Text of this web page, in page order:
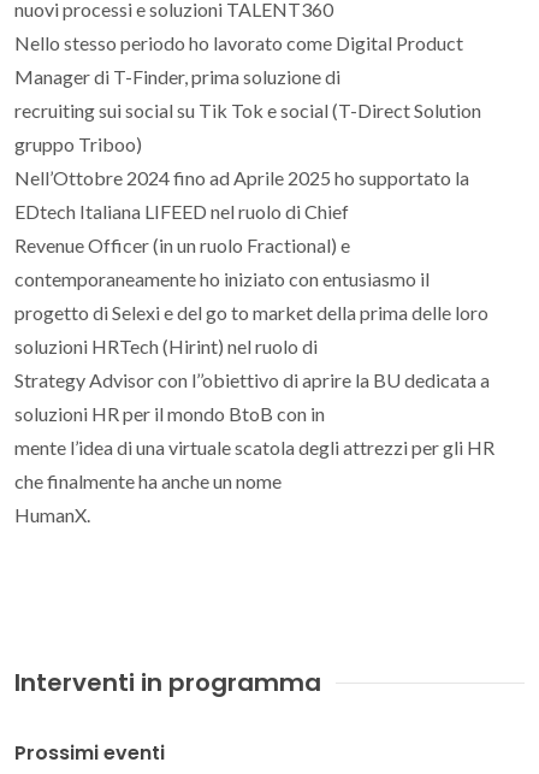
nuovi processi e soluzioni TALENT360
Nello stesso periodo ho lavorato come Digital Product
Manager di T-Finder, prima soluzione di
recruiting sui social su Tik Tok e social (T-Direct Solution
gruppo Triboo)
Nell’Ottobre 2024 fino ad Aprile 2025 ho supportato la
EDtech Italiana LIFEED nel ruolo di Chief
Revenue Officer (in un ruolo Fractional) e
contemporaneamente ho iniziato con entusiasmo il
progetto di Selexi e del go to market della prima delle loro
soluzioni HRTech (Hirint) nel ruolo di
Strategy Advisor con l’’obiettivo di aprire la BU dedicata a
soluzioni HR per il mondo BtoB con in
mente l’idea di una virtuale scatola degli attrezzi per gli HR
che finalmente ha anche un nome
HumanX.
Interventi in programma
Prossimi eventi